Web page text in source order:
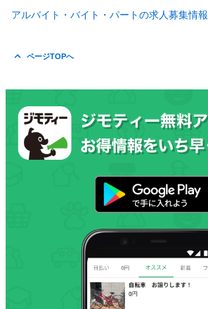
アルバイト・バイト・パートの求人募集情報
ページTOPへ